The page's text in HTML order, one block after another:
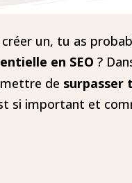
un, tu as
en SEO ?
de surpasser
si important et